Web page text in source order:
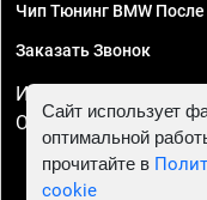
Чип Тюнинг BMW
Заказать Звонок
ИП Смирнов Георгий
ОГРНИП
Сайт использует
оптимальной
прочитайте в
cookie